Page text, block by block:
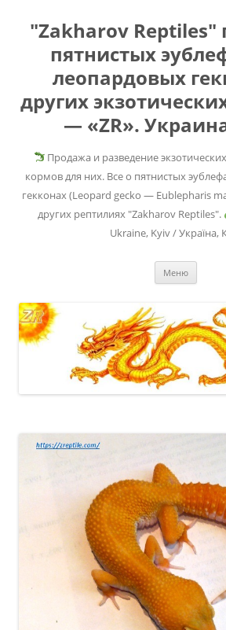
"Zakharov
пятнистых
леопардовых
других
— «ZR».
Продажа и разведение
кормов для них. Все о пятнистых
гекконах (Leopard gecko — Eublepharis
других рептилиях "Zakharov Reptiles".
Ukraine, Kyiv / Україна,
Меню